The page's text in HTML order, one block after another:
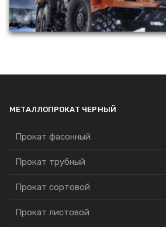
МЕТАЛЛОПРОКАТ ЧЕРНЫЙ
Прокат фасонный
Прокат трубный
Прокат сортовой
Прокат листовой